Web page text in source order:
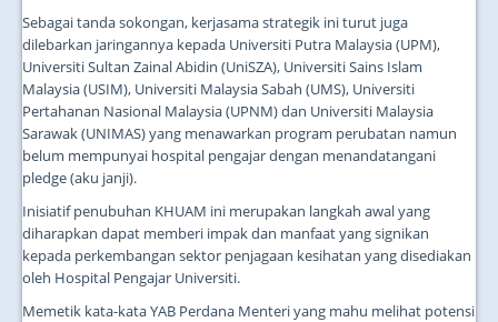
Sebagai tanda sokongan, kerjasama strategik ini turut juga
dilebarkan jaringannya kepada Universiti Putra Malaysia (UPM),
Universiti Sultan Zainal Abidin (UniSZA), Universiti Sains Islam
Malaysia (USIM), Universiti Malaysia Sabah (UMS), Universiti
Pertahanan Nasional Malaysia (UPNM) dan Universiti Malaysia
Sarawak (UNIMAS) yang menawarkan program perubatan namun
belum mempunyai hospital pengajar dengan menandatangani
pledge (aku janji).
Inisiatif penubuhan KHUAM ini merupakan langkah awal yang
diharapkan dapat memberi impak dan manfaat yang signikan
kepada perkembangan sektor penjagaan kesihatan yang disediakan
oleh Hospital Pengajar Universiti.
Memetik kata-kata YAB Perdana Menteri yang mahu melihat potensi